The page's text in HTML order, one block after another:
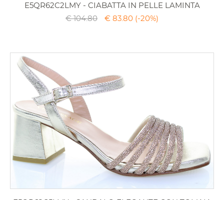
E5QR62C2LMY - CIABATTA IN PELLE LAMINTA
€ 104.80
€ 83.80 (-20%)